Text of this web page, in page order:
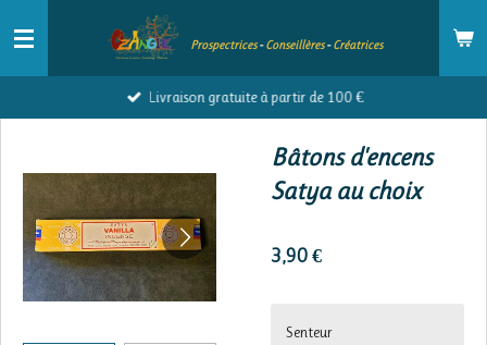
au
contenu
Prospectrices-Conseillères-Créatrices
Livraison gratuite à partir de 100 €
Bâtons d'encens
Satya au choix
3,90 €
Senteur